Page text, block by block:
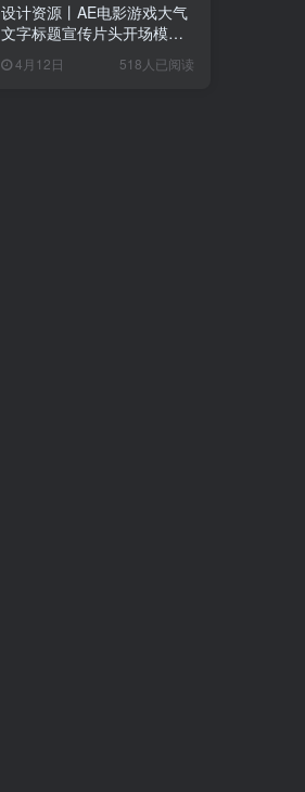
设计资源丨AE电影游戏大气
文字标题宣传片头开场模版
Epic Cinematic Titles Trailer
4月12日 518人已阅读